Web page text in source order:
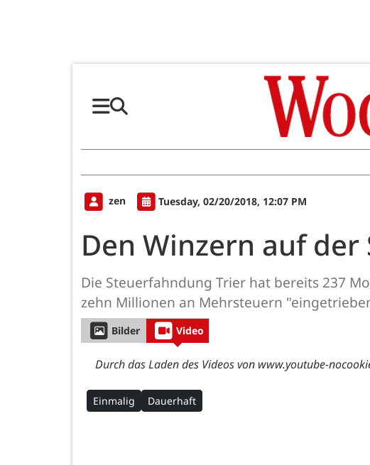
zen Tuesday, 02/20/2018, 12:07 PM
Den Winzern auf der
Die Steuerfahndung Trier hat bereits 237
zehn Millionen an Mehrsteuern
Bilder Video
Durch das Laden des Videos von www.youtube-
Einmalig Dauerhaft